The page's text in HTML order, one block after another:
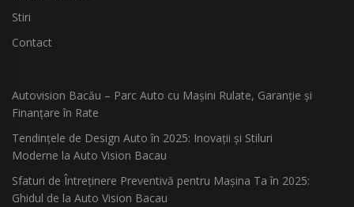
Stiri
Contact
Autovision Bacău – Parc Auto cu Mașini Rulate, Garanție și
Finanțare în Rate
Tendințele de Design Auto în 2025: Inovații și Stiluri
Moderne la Auto Vision Bacau
Sfaturi de Întreținere Preventivă pentru Mașina Ta în 2025:
Ghidul de la Auto Vision Bacau